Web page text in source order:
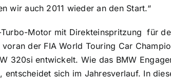
wir auch 2011 wieder an den Start.“
Motor mit Direkteinspritzung für
der FIA World Touring Car
320si entwickelt. Wie das BMW
sich im Jahresverlauf. In